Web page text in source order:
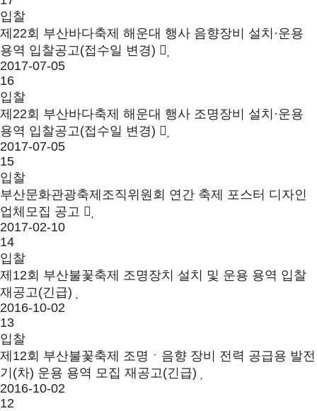
입찰
제22회 부산바다축제 해운대 행사 음향장비 설치·운용
용역 입찰공고(접수일 변경)
2017-07-05
16
입찰
제22회 부산바다축제 해운대 행사 조명장비 설치·운용
용역 입찰공고(접수일 변경)
2017-07-05
15
입찰
부산문화관광축제조직위원회 연간 축제 포스터 디자인
업체모집 공고
2017-02-10
14
입찰
제12회 부산불꽃축제 조명장치 설치 및 운용 용역 입찰
재공고(긴급)
2016-10-02
13
입찰
제12회 부산불꽃축제 조명ㆍ음향 장비 전력 공급용 발전
기(차) 운용 용역 모집 재공고(긴급)
2016-10-02
12